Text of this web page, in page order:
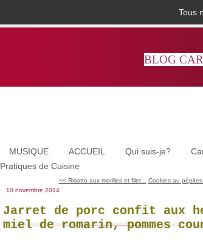
Tous
BLOG
MUSIQUE ACCUEIL Qui suis-je?
Pratiques de Cuisine
<< Risotto aux morilles et filet...
Cookies au
10 novembre 2014
Jarret de porc confit aux
miel de romarin, pommes